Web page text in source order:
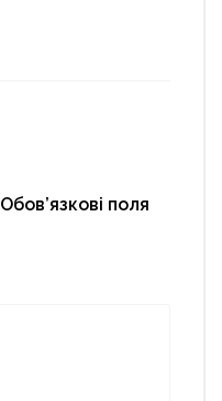
Обов’язкові поля